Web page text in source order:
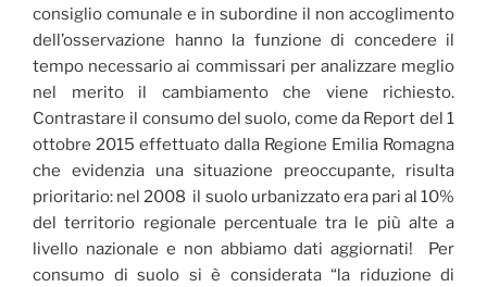
consiglio comunale e in subordine il non accoglimento
dell’osservazione hanno la funzione di concedere il
tempo necessario ai commissari per analizzare meglio
nel merito il cambiamento che viene richiesto.
Contrastare il consumo del suolo, come da Report del 1
ottobre 2015 effettuato dalla Regione Emilia Romagna
che evidenzia una situazione preoccupante, risulta
prioritario: nel 2008 il suolo urbanizzato era pari al 10%
del territorio regionale percentuale tra le più alte a
livello nazionale e non abbiamo dati aggiornati! Per
consumo di suolo si è considerata “la riduzione di